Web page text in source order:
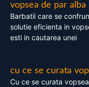
vopsea de par alba
Barbatii care se
solutie eficienta in
esti in cautarea unei
cu ce se curata
Cu ce se curata